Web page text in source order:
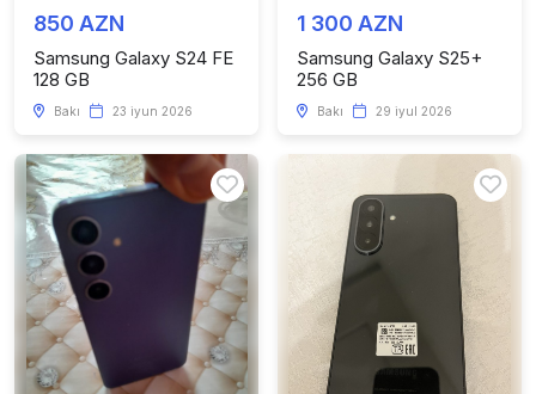
850 AZN
Samsung Galaxy S24 FE
128 GB
Bakı 23 iyun 2026
1 300 AZN
Samsung Galaxy S25+
256 GB
Bakı 29 iyul 2026